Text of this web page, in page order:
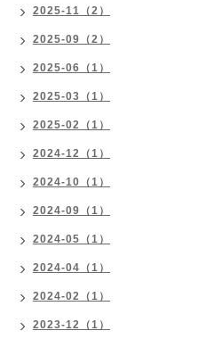
2025-11（2）
2025-09（2）
2025-06（1）
2025-03（1）
2025-02（1）
2024-12（1）
2024-10（1）
2024-09（1）
2024-05（1）
2024-04（1）
2024-02（1）
2023-12（1）